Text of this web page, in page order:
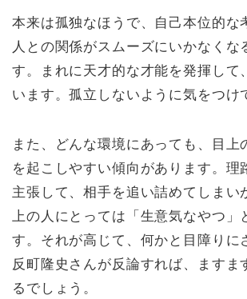
本来は孤独なほうで、自己本位的な
人との関係がスムーズにいかなくな
す。まれに天才的な才能を発揮して
います。孤立しないように気をつけ
また、どんな環境にあっても、目上
を起こしやすい傾向があります。理
主張して、相手を追い詰めてしまい
上の人にとっては「生意気なやつ」
す。それが高じて、何かと目障りに
反町隆史さんが反論すれば、ますま
るでしょう。